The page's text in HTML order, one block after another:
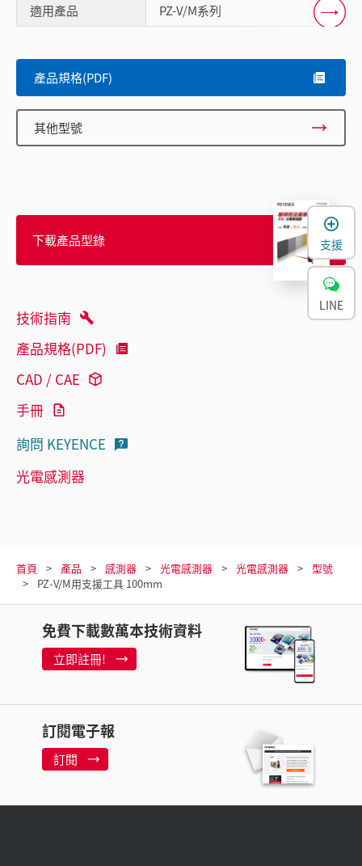
適用產品
PZ-V/M系列
產品規格(PDF)
其他型號
下載產品型錄
技術指南
產品規格(PDF)
CAD / CAE
手冊
詢問 KEYENCE
光電感測器
首頁 產品 感測器 光電感測器 光電感測器
型號
PZ-V/M用支援工具 100mm
免費下載數萬本技術資料
立即註冊!
訂閱電子報
訂閱
支援
LINE